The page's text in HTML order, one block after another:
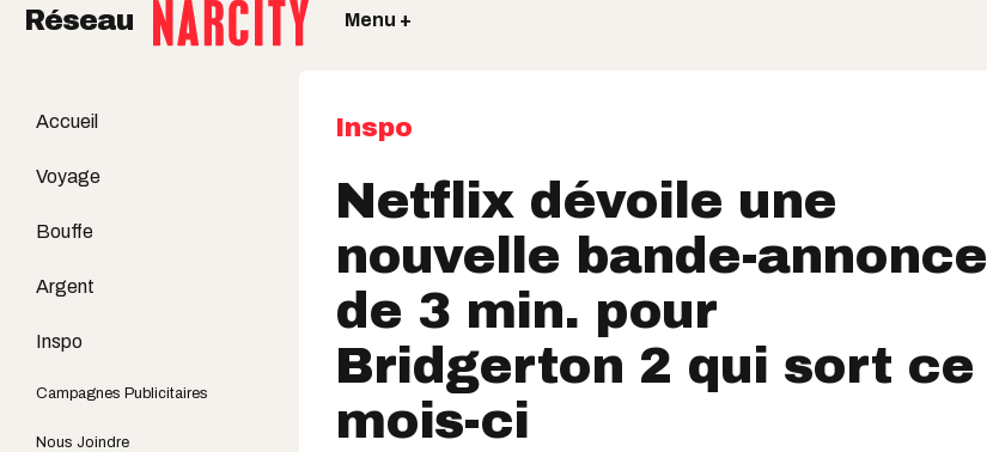
Réseau Menu +
Accueil
Voyage
Bouffe
Argent
Inspo
Campagnes Publicitaires
Nous Joindre
Inspo
Netflix dévoile une
nouvelle bande-annonce
de 3 min. pour
Bridgerton 2 qui sort ce
mois-ci